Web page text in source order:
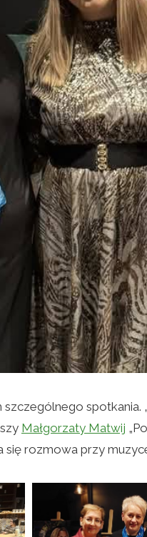
spotkania.
Małgorzaty Matwij
się rozmowa przy